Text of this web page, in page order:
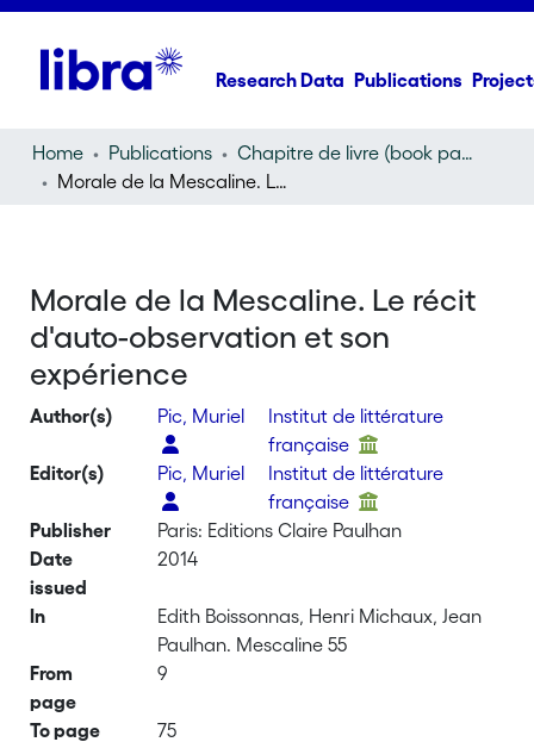
Research Data Publications
Home Publications
Chapitre de livre (book part)
Morale de la Mescaline. Le récit d'auto-observation et son expérience
Morale de la Mescaline. Le récit
d'auto-observation et son
expérience
Author(s) Pic, Muriel
Institut de littérature
française
Editor(s)
Pic, Muriel
Institut de littérature
française
Publisher
Paris: Editions Claire Paulhan
Date
issued
2014
In
Edith Boissonnas, Henri Michaux, Jean
Paulhan. Mescaline 55
From
page
9
To page
75